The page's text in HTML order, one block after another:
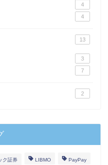
4
4
13
3
7
2
ク証券 LIBMO PayPay